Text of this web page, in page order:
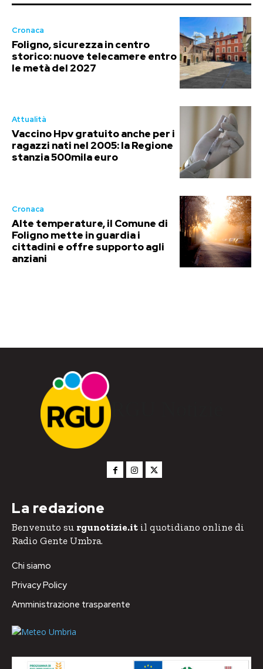
Cronaca
Foligno, sicurezza in centro
storico: nuove telecamere entro
le metà del 2027
Attualità
Vaccino Hpv gratuito anche per i
ragazzi nati nel 2005: la Regione
stanzia 500mila euro
Cronaca
Alte temperature, il Comune di
Foligno mette in guardia i
cittadini e offre supporto agli
anziani
RGU Notizie
La redazione
Benvenuto su rgunotizie.it il quotidiano online di
Radio Gente Umbra.
Chi siamo
Privacy Policy
Amministrazione trasparente